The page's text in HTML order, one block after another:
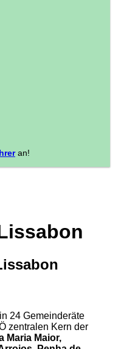
an!
in 24 Gemeinderäte
zentralen Kern der
Maria Maior,